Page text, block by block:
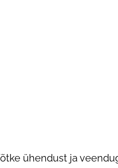
ühendust ja